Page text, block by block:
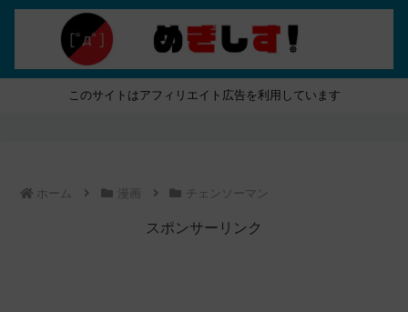
このサイトはアフィリエイト広告を利用しています
ホーム 漫画 チェンソーマン
スポンサーリンク